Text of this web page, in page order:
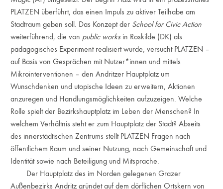
PLATZEN überführt, das einen Impuls zu aktiver Teilhabe am
Stadtraum geben soll. Das Konzept der School for Civic Action
weiterführend, die von public works in Roskilde (DK) als
pädagogisches Experiment realisiert wurde, versucht PLATZEN –
auf Basis von Gesprächen mit Nutzer*innen und mittels
Mikrointerventionen – den Andritzer Hauptplatz um
Wunschdenken und utopische Ideen zu erweitern, Aktionen
anzu­regen und Handlungsmöglichkeiten auf­zuzeigen. Welche
Rolle spielt der Bezirkshauptplatz im Leben der Menschen? In
welchem Verhältnis steht er zum Hauptplatz der Stadt? Abseits
des innerstädtischen Zentrums stellt PLATZEN Fragen nach
öffentlichem Raum und seiner Nutzung, nach Gemeinschaft und
Identität sowie nach Beteiligung und Mitsprache.
Der Hauptplatz des im Norden gelegenen Grazer
Außenbezirks Andritz gründet auf dem dörflichen Ortskern von